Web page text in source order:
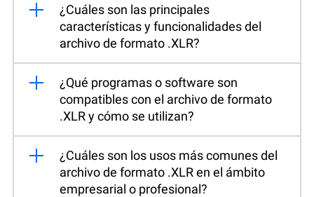
¿Cuáles son las principales
características y funcionalidades del
archivo de formato .XLR?
¿Qué programas o software son
compatibles con el archivo de formato
.XLR y cómo se utilizan?
¿Cuáles son los usos más comunes del
archivo de formato .XLR en el ámbito
empresarial o profesional?